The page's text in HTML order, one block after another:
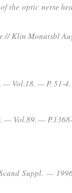
the optic nerse
// Klin Monatsbl
— Vol.18. — P. 51-4.
— Vol.89. —
Suppl. —